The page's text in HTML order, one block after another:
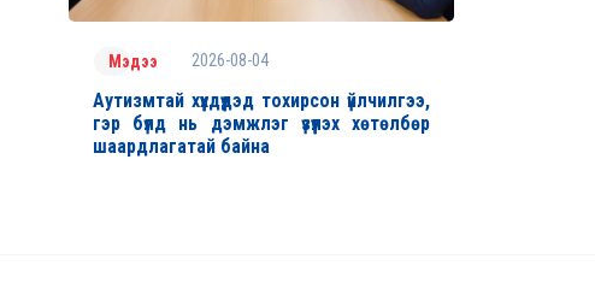
Мэдээ 2026-08-04
Аутизмтай хүүхдүүдэд тохирсон үйлчилгээ,
гэр бүлд нь дэмжлэг үзүүлэх хөтөлбөр
шаардлагатай байна